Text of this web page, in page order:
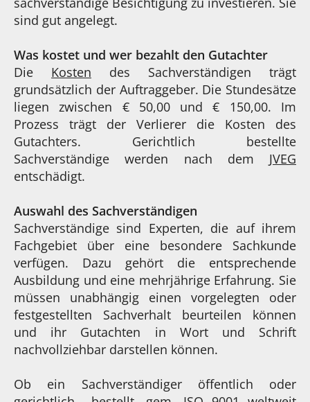
sind gut angelegt.
Was kostet und wer bezahlt den Gutachter
Die Kosten des Sachverständigen trägt
grundsätzlich der Auftraggeber. Die Stundesätze
liegen zwischen € 50,00 und € 150,00. Im
Prozess trägt der Verlierer die Kosten des
Gutachters. Gerichtlich bestellte
Sachverständige werden nach dem JVEG
entschädigt.
Auswahl des Sachverständigen
Sachverständige sind Experten, die auf ihrem
Fachgebiet über eine besondere Sachkunde
verfügen. Dazu gehört die entsprechende
Ausbildung und eine mehrjährige Erfahrung. Sie
müssen unabhängig einen vorgelegten oder
festgestellten Sachverhalt beurteilen können
und ihr Gutachten in Wort und Schrift
nachvollziehbar darstellen können.
Ob ein Sachverständiger öffentlich oder